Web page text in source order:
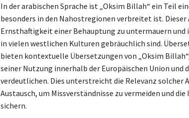
In der arabischen Sprache ist „Oksim Billah“ ein Teil
besonders in den Nahostregionen verbreitet ist. Dieser
Ernsthaftigkeit einer Behauptung zu untermauern und
in vielen westlichen Kulturen gebräuchlich sind.
bieten kontextuelle Übersetzungen von „Oksim
seiner Nutzung innerhalb der Europäischen Union und
verdeutlichen. Dies unterstreicht die Relevanz solcher
Austausch, um Missverständnisse zu vermeiden und
sichern.